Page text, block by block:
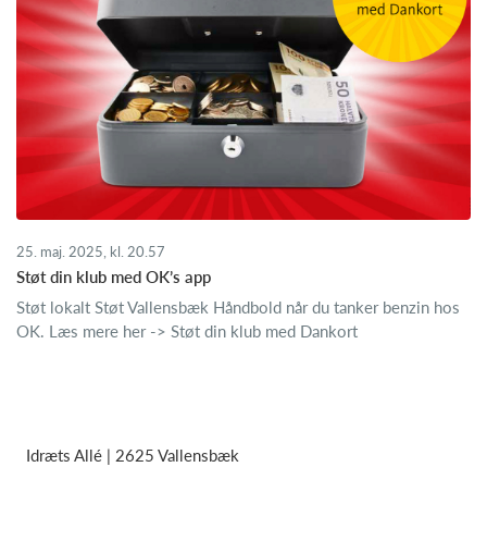
25. maj. 2025, kl. 20.57
Støt din klub med OK’s app
Støt lokalt Støt Vallensbæk Håndbold når du tanker benzin hos
OK. Læs mere her -> Støt din klub med Dankort
Idræts Allé | 2625 Vallensbæk